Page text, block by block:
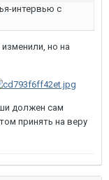
интервью с
но на
должен сам
принять на веру